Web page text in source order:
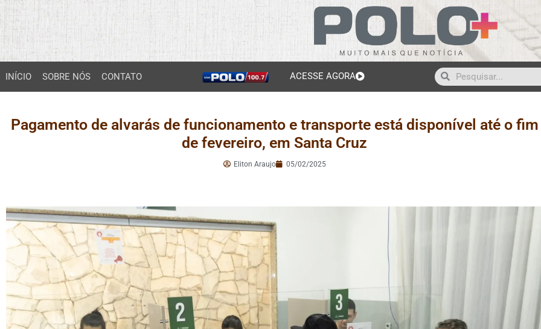
INÍCIO SOBRE NÓS CONTATO ACESSE AGORA
Pagamento de alvarás de funcionamento e transporte está disponível até o fim
de fevereiro, em Santa Cruz
Eliton Araujo 05/02/2025